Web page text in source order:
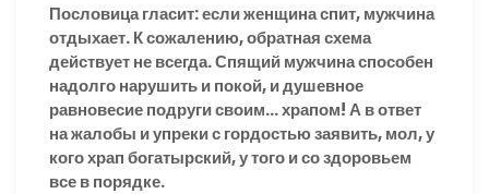
Пословица гласит: если женщина спит, мужчина
отдыхает. К сожалению, обратная схема
действует не всегда. Спящий мужчина способен
надолго нарушить и покой, и душевное
равновесие подруги своим… храпом! А в ответ
на жалобы и упреки с гордостью заявить, мол, у
кого храп богатырский, у того и со здоровьем
все в порядке.